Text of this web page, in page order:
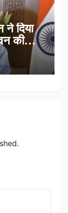
ने दिया
की